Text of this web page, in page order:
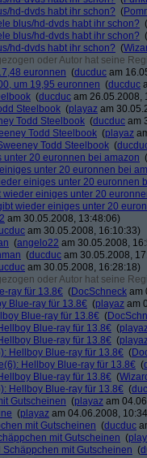
hd-dvds habt ihr schon? (
blus/hd-dvds habt ihr schon? (
blus/hd-dvds habt ihr schon? (
hd-dvds habt ihr schon? (
oder Autor hat seine
euronnen (ducduc am
um 19,95 euronnen (ducduc
(ducduc am 26.05.2008,
Steelbook (playaz am
Todd Steelbook (ducduc am
Todd Steelbook (playaz
Todd Steelbook (
20 euronnen bei amazon (
unter 20 euronnen bei
einiges unter 20 euronnen
wieder einiges unter 20
wieder einiges unter 20
am 30.05.2008, 13:48:06)
am 30.05.2008, 16:10:33)
(angelo22 am 30.05.2008,
(ducduc am 30.05.2008,
am 30.05.2008, 16:28:18)
oder Autor hat seine
ray für 13.8€ (DocSchneck am
Blue-ray für 13.8€ (playaz am
Blue-ray für 13.8€ (
Blue-ray für 13.8€ (
Blue-ray für 13.8€ (
Hellboy Blue-ray für 13.8€ (
Hellboy Blue-ray für 13.8€ (
Blue-ray für 13.8€ (
Hellboy Blue-ray für 13.8€ (
Gutscheinen (playaz am
(playaz am 04.06.2008,
mit Gutscheinen (ducduc
mit Gutscheinen (
Schäppchen mit Gutscheinen (